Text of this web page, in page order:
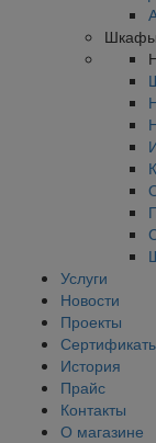
Услуги
Новости
Проекты
История
Прайс
Контакты
О магазине